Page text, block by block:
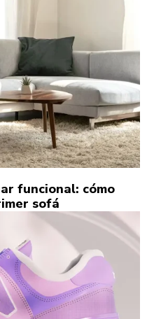
funcional: cómo
sofá